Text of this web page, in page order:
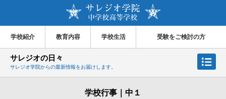
学校紹介 教育内容 学校生活 受験をご検討の方
サレジオの日々
サレジオ学院からの最新情報をお届けします。
学校行事｜中１